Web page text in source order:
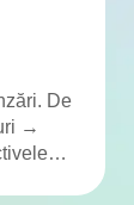
De
→